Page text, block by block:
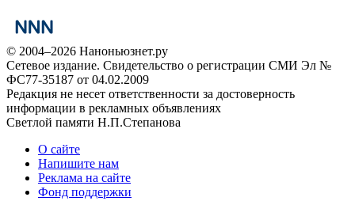
© 2004–2026 Наноньюзнет.ру
Сетевое издание. Свидетельство о регистрации СМИ Эл №
ФС77-35187 от 04.02.2009
Редакция не несет ответственности за достоверность
информации в рекламных объявлениях
Светлой памяти Н.П.Степанова
О сайте
Напишите нам
Реклама на сайте
Фонд поддержки